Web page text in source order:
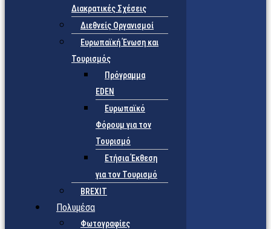
Διακρατικές Σχέσεις
Διεθνείς Οργανισμοί
Ευρωπαϊκή Ένωση και
Τουρισμός
Πρόγραμμα
EDEN
Ευρωπαϊκό
Φόρουμ για τον
Τουρισμό
Ετήσια Έκθεση
για τον Τουρισμό
BREXIT
Πολυμέσα
Φωτογραφίες